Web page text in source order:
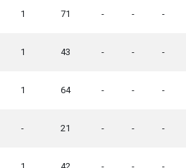
1 71 - - -
1 43 - - -
1 64 - - -
- 21 - - -